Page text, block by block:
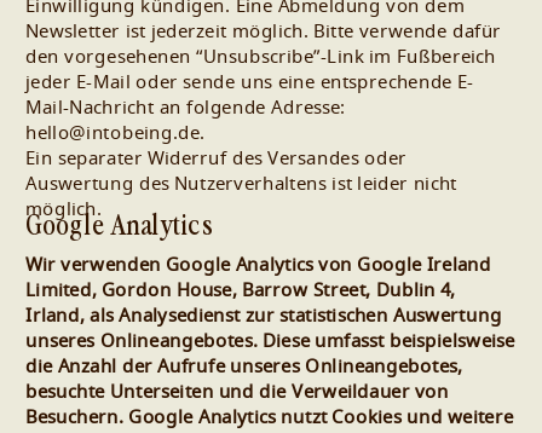
Einwilligung kündigen. Eine Abmeldung von dem
Newsletter ist jederzeit möglich. Bitte verwende dafür
den vorgesehenen “Unsubscribe”-Link im Fußbereich
jeder E-Mail oder sende uns eine entsprechende E-
Mail-Nachricht an folgende Adresse:
hello@intobeing.de.
Ein separater Widerruf des Versandes oder
Auswertung des Nutzerverhaltens ist leider nicht
möglich.
Google Analytics
Wir verwenden Google Analytics von Google Ireland
Limited, Gordon House, Barrow Street, Dublin 4,
Irland, als Analysedienst zur statistischen Auswertung
unseres Onlineangebotes. Diese umfasst beispielsweise
die Anzahl der Aufrufe unseres Onlineangebotes,
besuchte Unterseiten und die Verweildauer von
Besuchern. Google Analytics nutzt Cookies und weitere